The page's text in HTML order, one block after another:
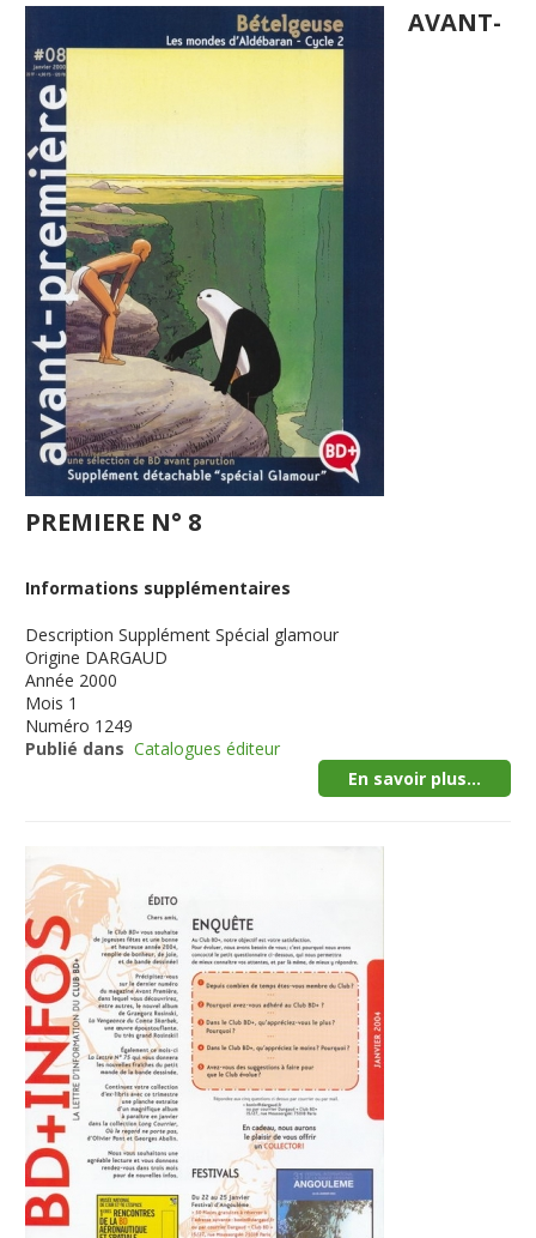
AVANT-
PREMIERE N° 8
Informations supplémentaires
Description Supplément Spécial glamour
Origine DARGAUD
Année 2000
Mois 1
Numéro 1249
Publié dans Catalogues éditeur
En savoir plus...